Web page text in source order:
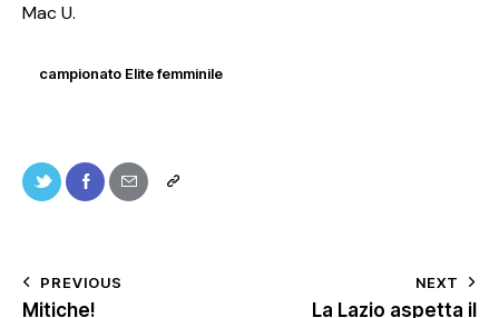
Mac U.
campionato Elite femminile
PREVIOUS
Mitiche!
NEXT
La Lazio aspetta il